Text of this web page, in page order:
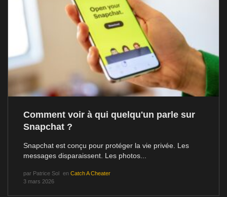
Comment voir à qui quelqu'un parle sur
Snapchat ?
Snapchat est conçu pour protéger la vie privée. Les
messages disparaissent. Les photos...
par Patrice Sol en Catch A Cheater
3 mars 2026